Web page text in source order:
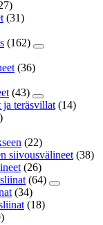
(31)
(162)
(36)
(43)
ja teräsvillat (14)
(22)
siivousvälineet (38)
(26)
(64)
(34)
(18)